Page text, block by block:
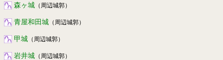
森ヶ城 （周辺城郭）
青屋和田城 （周辺城郭）
甲城 （周辺城郭）
岩井城 （周辺城郭）